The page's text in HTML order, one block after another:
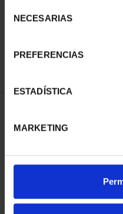
NECESARIAS
PREFERENCIAS
ESTADÍSTICA
MARKETING
73,00 €